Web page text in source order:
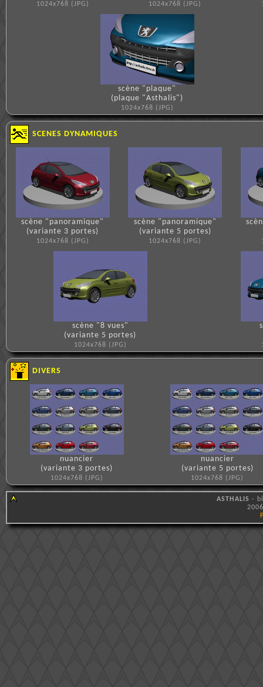
1024x768 (JPG) 1024x768 (JPG)
scène "plaque"
(plaque "Asthalis")
1024x768 (JPG)
SCENES DYNAMIQUES
scène "panoramique"
(variante 3 portes)
1024x768 (JPG)
scène "panoramique"
(variante 5 portes)
1024x768 (JPG)
scène "8 vues"
(variante 5 portes)
1024x768 (JPG)
DIVERS
nuancier
(variante 3 portes)
1024x768 (JPG)
nuancier
(variante 5 portes)
1024x768 (JPG)
ASTHALIS -